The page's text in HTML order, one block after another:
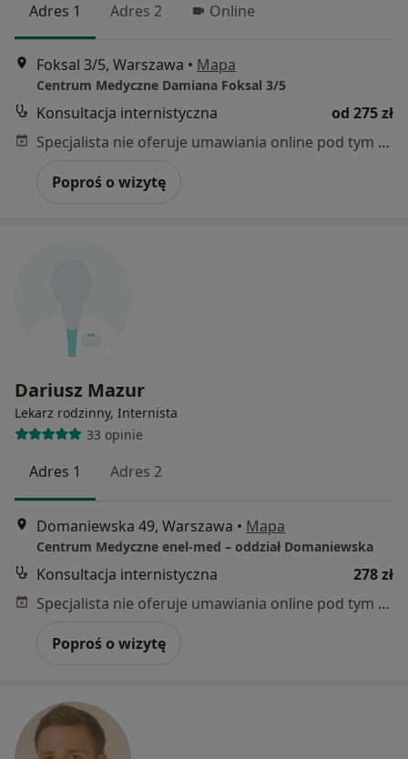
Adres 1 Adres 2 Online
Foksal 3/5, Warszawa • Mapa
Centrum Medyczne Damiana Foksal 3/5
Konsultacja internistyczna
od 275 zł
Specjalista nie oferuje umawiania online pod tym adresem.
Poproś o wizytę
Dariusz Mazur
Lekarz rodzinny, Internista
33 opinie
Adres 1 Adres 2
Domaniewska 49, Warszawa • Mapa
Centrum Medyczne enel-med – oddział Domaniewska
Konsultacja internistyczna
278 zł
Specjalista nie oferuje umawiania online pod tym adresem.
Poproś o wizytę